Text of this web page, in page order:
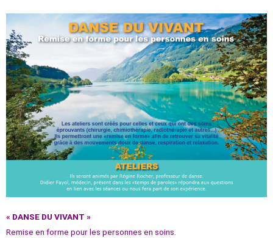
« DANSE DU VIVANT »
Remise en forme pour les personnes en soins.